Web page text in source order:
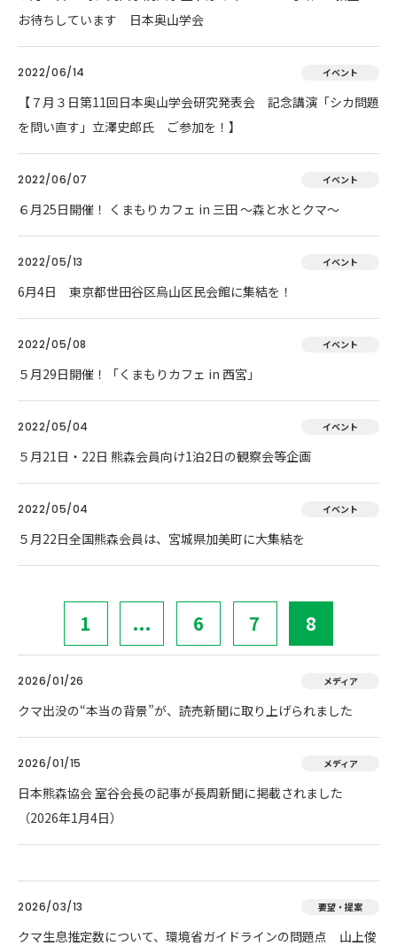
お待ちしています 日本奥山学会
2022/06/14 イベント
【７月３日第11回日本奥山学会研究発表会 記念講演「シカ問題
を問い直す」立澤史郎氏 ご参加を！】
2022/06/07 イベント
６月25日開催！ くまもりカフェ in 三田 ～森と水とクマ～
2022/05/13 イベント
6月4日 東京都世田谷区烏山区民会館に集結を！
2022/05/08 イベント
５月29日開催！「くまもりカフェ in 西宮」
2022/05/04 イベント
５月21日・22日 熊森会員向け1泊2日の観察会等企画
2022/05/04 イベント
５月22日全国熊森会員は、宮城県加美町に大集結を
1 ... 6 7 8
2026/01/26 メディア
クマ出没の“本当の背景”が、読売新聞に取り上げられました
2026/01/15 メディア
日本熊森協会 室谷会長の記事が長周新聞に掲載されました
（2026年1月4日）
2026/03/13 要望・提案
クマ生息推定数について、環境省ガイドラインの問題点 山上俊